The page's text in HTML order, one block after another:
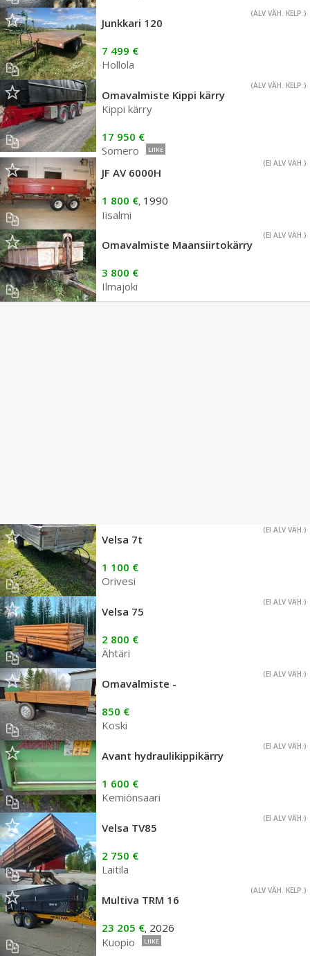
(ALV VÄH. KELP.)
Junkkari 120
7 499 €
Hollola
(ALV VÄH. KELP.)
Omavalmiste Kippi kärry
Kippi kärry
17 950 €
Somero
LIIKE
(EI ALV VÄH.)
JF AV 6000H
1 800 €, 1990
Iisalmi
(EI ALV VÄH.)
Omavalmiste Maansiirtokärry
3 800 €
Ilmajoki
(EI ALV VÄH.)
Velsa 7t
1 100 €
Orivesi
(EI ALV VÄH.)
Velsa 75
2 800 €
Ähtäri
(EI ALV VÄH.)
Omavalmiste -
850 €
Koski
(EI ALV VÄH.)
Avant hydraulikippikärry
1 600 €
Kemiönsaari
(EI ALV VÄH.)
Velsa TV85
2 750 €
Laitila
(ALV VÄH. KELP.)
Multiva TRM 16
23 205 €, 2026
Kuopio
LIIKE